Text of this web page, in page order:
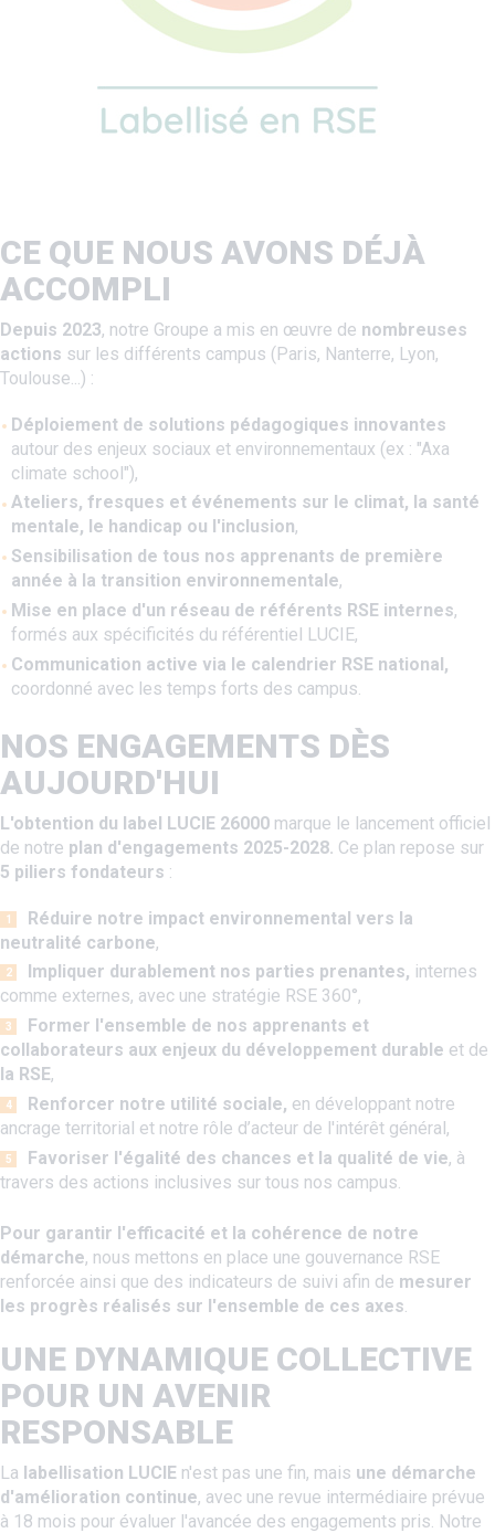
CE QUE NOUS AVONS DÉJÀ
ACCOMPLI
Depuis 2023, notre Groupe a mis en œuvre de nombreuses
actions sur les différents campus (Paris, Nanterre, Lyon,
Toulouse...) :
Déploiement de solutions pédagogiques innovantes
autour des enjeux sociaux et environnementaux (ex : "Axa
climate school"),
Ateliers, fresques et événements sur le climat, la santé
mentale, le handicap ou l'inclusion,
Sensibilisation de tous nos apprenants de première
année à la transition environnementale,
Mise en place d'un réseau de référents RSE internes,
formés aux spécificités du référentiel LUCIE,
Communication active via le calendrier RSE national,
coordonné avec les temps forts des campus.
NOS ENGAGEMENTS DÈS
AUJOURD'HUI
L'obtention du label LUCIE 26000 marque le lancement officiel
de notre plan d'engagements 2025-2028. Ce plan repose sur
5 piliers fondateurs :
Réduire notre impact environnemental vers la
neutralité carbone,
Impliquer durablement nos parties prenantes, internes
comme externes, avec une stratégie RSE 360°,
Former l'ensemble de nos apprenants et
collaborateurs aux enjeux du développement durable et de
la RSE,
Renforcer notre utilité sociale, en développant notre
ancrage territorial et notre rôle d’acteur de l'intérêt général,
Favoriser l'égalité des chances et la qualité de vie, à
travers des actions inclusives sur tous nos campus.
Pour garantir l'efficacité et la cohérence de notre
démarche, nous mettons en place une gouvernance RSE
renforcée ainsi que des indicateurs de suivi afin de mesurer
les progrès réalisés sur l'ensemble de ces axes.
UNE DYNAMIQUE COLLECTIVE
POUR UN AVENIR
RESPONSABLE
La labellisation LUCIE n'est pas une fin, mais une démarche
d'amélioration continue, avec une revue intermédiaire prévue
à 18 mois pour évaluer l'avancée des engagements pris. Notre